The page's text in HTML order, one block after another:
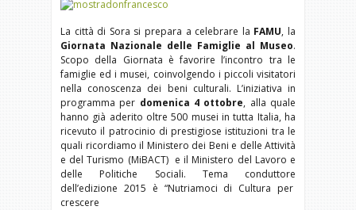
La città di Sora si prepara a celebrare la FAMU, la
Giornata Nazionale delle Famiglie al Museo.
Scopo della Giornata è favorire l’incontro tra le
famiglie ed i musei, coinvolgendo i piccoli visitatori
nella conoscenza dei beni culturali. L’iniziativa in
programma per domenica 4 ottobre, alla quale
hanno già aderito oltre 500 musei in tutta Italia, ha
ricevuto il patrocinio di prestigiose istituzioni tra le
quali ricordiamo il Ministero dei Beni e delle Attività
e del Turismo (MiBACT) e il Ministero del Lavoro e
delle Politiche Sociali. Tema conduttore
dell’edizione 2015 è “Nutriamoci di Cultura per
crescere